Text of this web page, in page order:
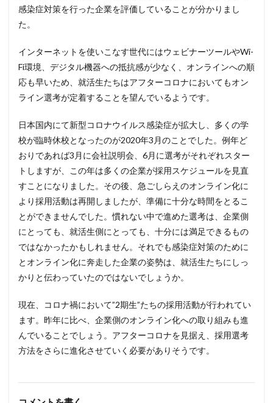
感染症対策を行った企業を評価していることが分かりまし
た。
インターネットを使いこなす世代にはウェビナーツールやWi-
Fi環境、デジタル機器への抵抗感が少なく、オンラインへの順
応も早いため、就活生たちはアフターコロナにおいてもオン
ライン選考が定着することを望んでいるようです。
日本国内にて新型コロナウイルス感染症が拡大し、多くの学
校が臨時休校となったのが2020年3月のことでした。例年ど
おりであれば3月に会社説明会、6月に選考がそれぞれスター
トしますが、この年は多くの企業が採用スケジュールを見直
すことになりました。その後、急ごしらえのオンライン化に
より採用活動は再開しましたが、準備に十分な時間をとるこ
とができませんでした。慣れない中で進めた選考は、企業側
にとっても、就活生側にとっても、十分には満足できるもの
ではなかったかもしれません。それでも感染症対策のために
とオンライン化に奔走した企業の姿勢は、就活生たちにしっ
かりと伝わっていたのではないでしょうか。
現在、コロナ禍において”2期生”たちの採用活動が行われてい
ます。昨年に比べ、企業側のオンライン化への取り組みも進
んでいることでしょう。アフターコロナを見据え、採用選考
方法をさらに進化させていく必要がありそうです。